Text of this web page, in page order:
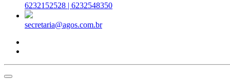
6232152528 | 6232548350
secretaria@agos.com.br